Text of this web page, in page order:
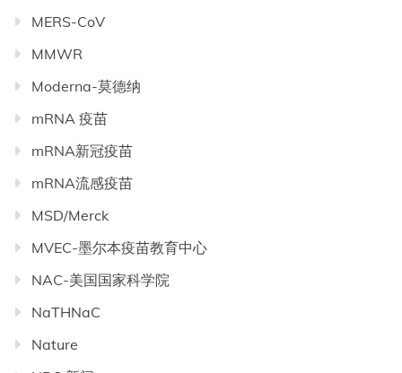
MERS-CoV
MMWR
Moderna-莫德纳
mRNA 疫苗
mRNA新冠疫苗
mRNA流感疫苗
MSD/Merck
MVEC-墨尔本疫苗教育中心
NAC-美国国家科学院
NaTHNaC
Nature